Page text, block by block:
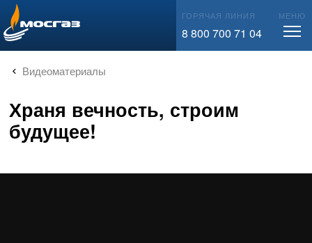
info@mos-gaz.ru ГОРЯЧАЯ ЛИНИЯ
8 800 700 71 04
МЕНЮ
Видеоматериалы
Храня вечность, строим
будущее!